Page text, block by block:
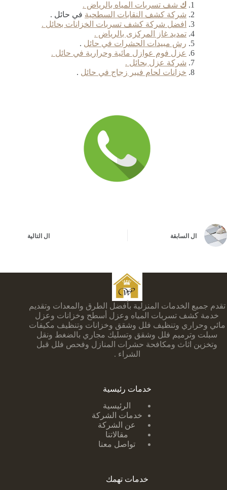
ك شف تسربات المياه بالرياض .
شركة كشف النقابات السطحية في حائل .
افضل شركة كشف تسربات الخزانات بحائل .
تمديد غاز المركزى بالرياض .
رش مبيدات الحشرات في حائل .
عزل فوم عوازل مائية وحرارية في حائل .
شركة عزل بحائل .
خزانات لحام فيبر زجاج في حائل .
ال السابقة ال التالية
تقدم جميع الخدمات المنزلية بأفضل الطرق والمعدات وتقديم
خدمة كشف تسربات المياه وعزل أسطح وخزانات وعزل
مائي وحراري وتنظيف فلل وشقق وخزانات وتنظيف مكيفات
سبلت وترميم فلل وشقق وتسليك مجاري بالضغط ونقل
وتخزين اثاث ومكافحة حشرات المنازل وفحص فلل قبل
الشراء .
خدمات رئيسية
الرئيسية
خدمات الشركة
عن الشركة
مقالاتنا
تواصل معنا
خدمات تهمك